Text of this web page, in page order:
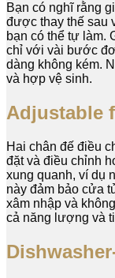
Bạn có nghĩ rằng
được thay thế sau
bạn có thể tự làm.
chỉ với vài bước
dàng không kém.
và hợp vệ sinh.
Adjustable
Hai chân đế điều
đặt và điều chỉnh
xung quanh, ví dụ
này đảm bảo cửa
xâm nhập và
cả năng lượng và